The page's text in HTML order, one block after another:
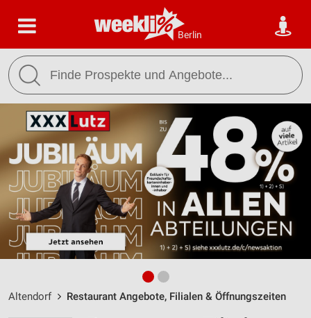
Berlin
Altendorf Restaurant Angebote, Filialen & Öffnungszeiten